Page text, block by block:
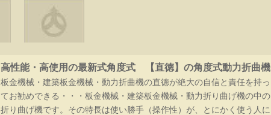
高性能・高使用の最新式角度式 【直徳】の角度式動力折曲機
板金機械・建築板金機械・動力折曲機の直徳が絶大の自信と責任を持っ
てお勧めできる・・・板金機械・建築板金機械・動力折り曲げ機の中の
折り曲げ機です。その特長は使い勝手（操作性）が、とにかく使う人に